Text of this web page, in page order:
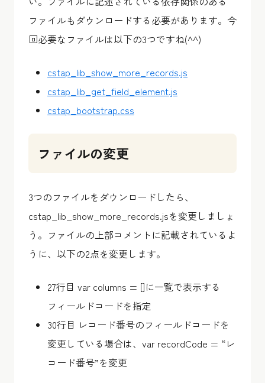
ファイルもダウンロードする必要があります。今
回必要なファイルは以下の3つですね(^^)
cstap_lib_show_more_records.js
cstap_lib_get_field_element.js
cstap_bootstrap.css
ファイルの変更
3つのファイルをダウンロードしたら、
cstap_lib_show_more_records.jsを変更しましょ
う。ファイルの上部コメントに記載されているよ
うに、以下の2点を変更します。
27行目 var columns = []に一覧で表示する
フィールドコードを指定
30行目 レコード番号のフィールドコードを
変更している場合は、var recordCode = “レ
コード番号”を変更